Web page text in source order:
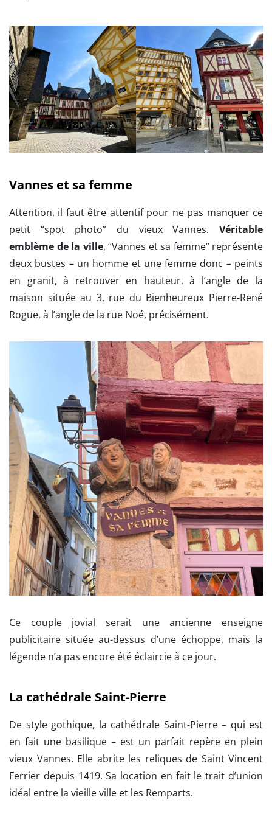
Vannes et sa femme
Attention, il faut être attentif pour ne pas manquer ce
petit “spot photo” du vieux Vannes. Véritable
emblème de la ville, “Vannes et sa femme” représente
deux bustes – un homme et une femme donc – peints
en granit, à retrouver en hauteur, à l’angle de la
maison située au 3, rue du Bienheureux Pierre-René
Rogue, à l’angle de la rue Noé, précisément.
Ce couple jovial serait une ancienne enseigne
publicitaire située au-dessus d’une échoppe, mais la
légende n’a pas encore été éclaircie à ce jour.
La cathédrale Saint-Pierre
De style gothique, la cathédrale Saint-Pierre – qui est
en fait une basilique – est un parfait repère en plein
vieux Vannes. Elle abrite les reliques de Saint Vincent
Ferrier depuis 1419. Sa location en fait le trait d’union
idéal entre la vieille ville et les Remparts.